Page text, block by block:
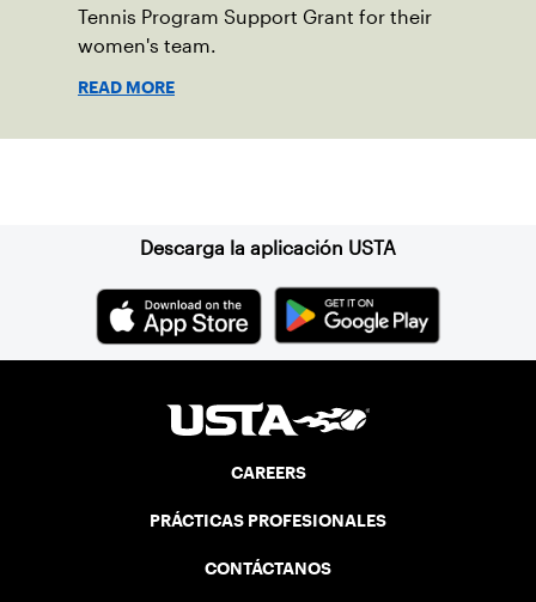
Tennis Program Support Grant for their
women's team.
READ MORE
Descarga la aplicación USTA
CAREERS
PRÁCTICAS PROFESIONALES
CONTÁCTANOS